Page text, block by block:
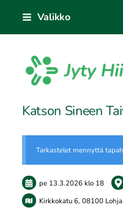
sisältöön
Valikko
Katson Sineen
Tarkastelet mennyttä
pe 13.3.2026klo 18
Kirkkokatu 6, 08100 Lohja